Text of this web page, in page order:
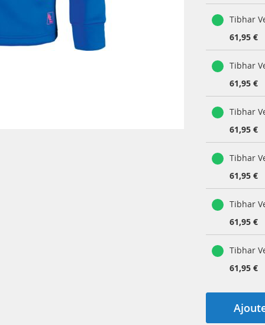
Tibhar
61,95 €
Tibhar
61,95 €
Tibhar
61,95 €
Tibhar
61,95 €
Tibhar
61,95 €
Tibhar
61,95 €